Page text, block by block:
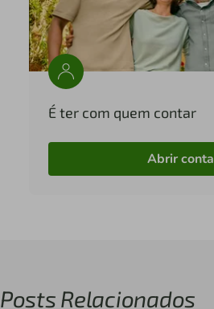
É ter com quem contar
Abrir conta
Posts Relacionados